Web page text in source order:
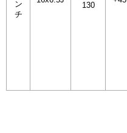
ン
チ
130